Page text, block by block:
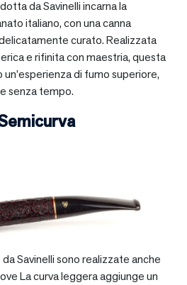
da Savinelli incarna la
italiano, con una canna
curato. Realizzata
e rifinita con maestria, questa
di fumo superiore,
senza tempo.
Savinelli sono realizzate anche
La curva leggera aggiunge un